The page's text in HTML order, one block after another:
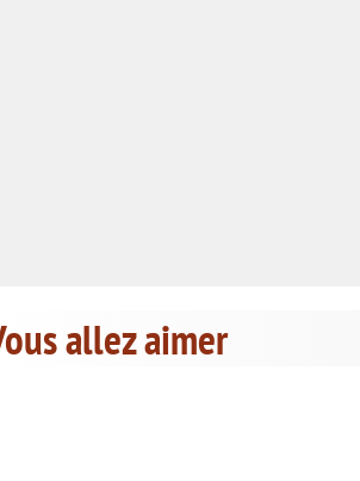
allez aimer